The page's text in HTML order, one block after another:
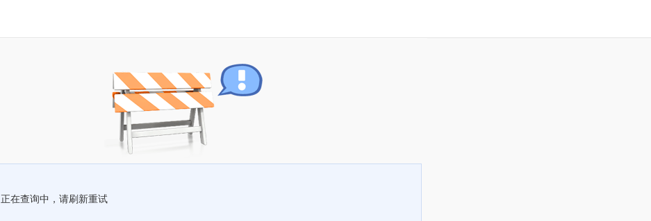
正在查询中，请刷新重试